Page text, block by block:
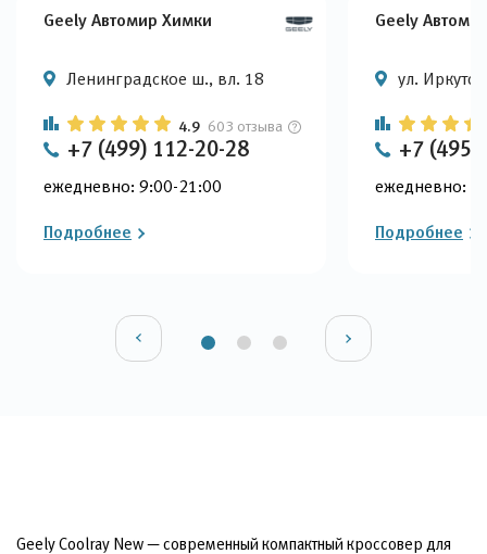
Geely Автомир Химки
Ленинградское ш., вл. 18
4.9 603 отзыва
+7 (499) 112-20-28
ежедневно: 9:00-21:00
Подробнее
Geely
ул.
+7 (495)
ежедневно:
Подробнее
Geely Coolray New — современный компактный кроссовер для